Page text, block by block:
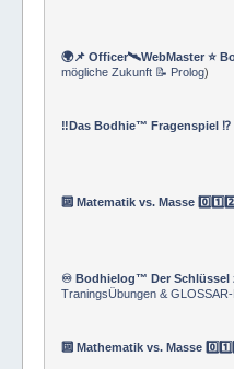
🌍📌 Officer🛰WebMaster ⭐️
mögliche Zukunft 📝 Prolog)
‼️Das Bodhie™ Fragenspiel
🔟 Matematik vs. Masse
♾️ Bodhielog™ Der Schlüssel
TraningsÜbungen &
🔟 Mathematik vs. Masse